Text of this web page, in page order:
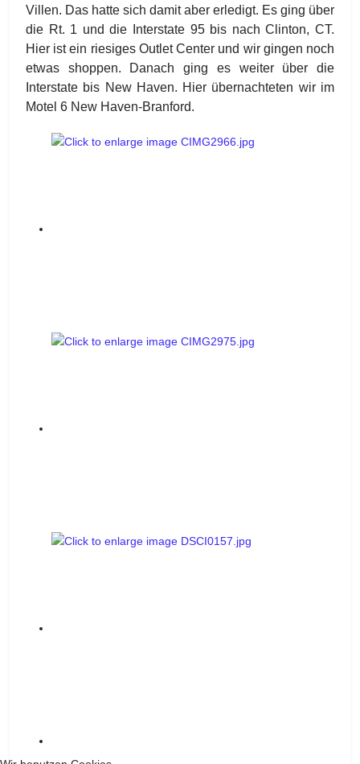
Villen. Das hatte sich damit aber erledigt. Es ging über
die Rt. 1 und die Interstate 95 bis nach Clinton, CT.
Hier ist ein riesiges Outlet Center und wir gingen noch
etwas shoppen. Danach ging es weiter über die
Interstate bis New Haven. Hier übernachteten wir im
Motel 6 New Haven-Branford.